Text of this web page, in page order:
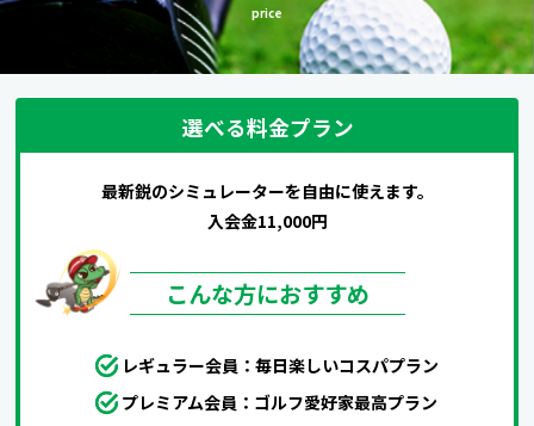
price
選べる料金プラン
最新鋭のシミュレーターを自由に使えます。
入会金11,000円
こんな方におすすめ
レギュラー会員：毎日楽しいコスパプラン
プレミアム会員：ゴルフ愛好家最高プラン